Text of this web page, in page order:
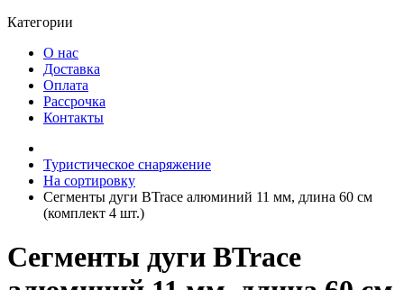
Категории
О нас
Доставка
Оплата
Рассрочка
Контакты
Туристическое снаряжение
На сортировку
Сегменты дуги BTrace алюминий 11 мм, длина 60 см
(комплект 4 шт.)
Сегменты дуги BTrace